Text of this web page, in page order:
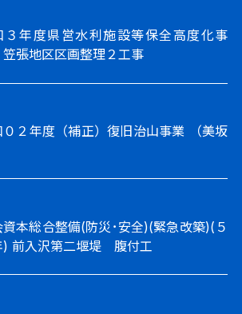
３年度県営水利施設等保全高度化事
張地区区画整理２工事
０２年度（補正）復旧治山事業 （美坂
資本総合整備(防災･安全)(緊急改築)(５
) 前入沢第二堰堤 腹付工